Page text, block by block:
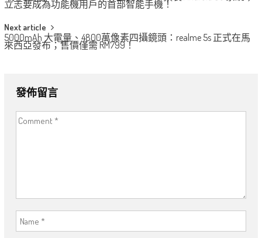
navigation
立志要成為功能機用戶的首部智能手機！
Next article
5000mAh 大電量、4800萬像素四攝鏡頭：realme 5s 正式在馬
來西亞發布；售價僅需 RM799！
發佈留言